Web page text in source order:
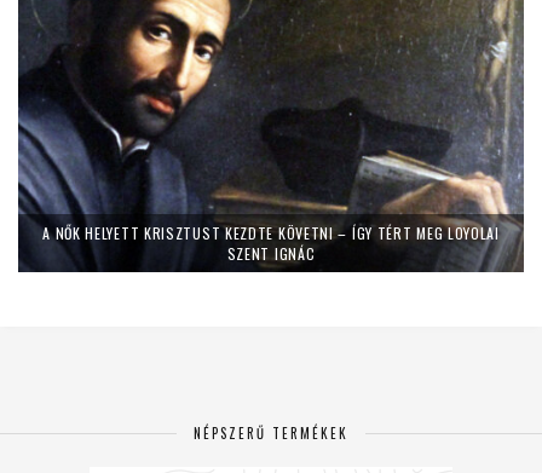
A NŐK HELYETT KRISZTUST KEZDTE KÖVETNI – ÍGY TÉRT MEG LOYOLAI
SZENT IGNÁC
NÉPSZERŰ TERMÉKEK